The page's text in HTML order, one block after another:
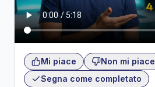
Mi piace Non mi piace
Segna come completato